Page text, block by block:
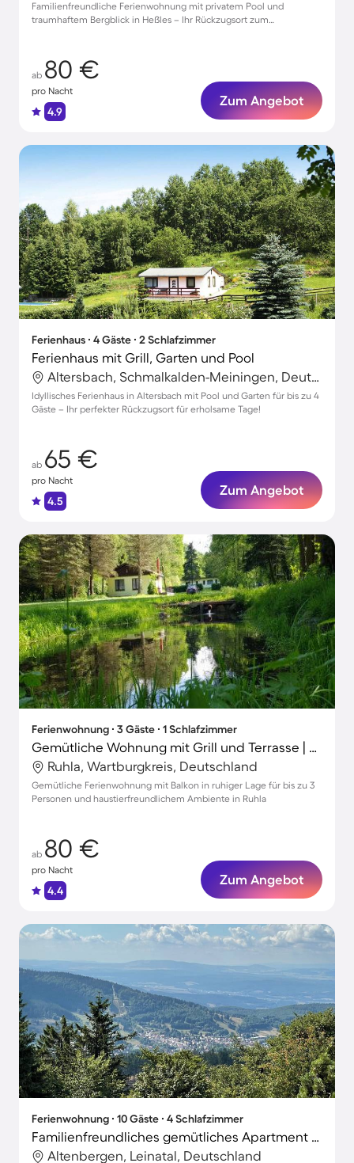
Familienfreundliche Ferienwohnung mit privatem Pool und
traumhaftem Bergblick in Heßles – Ihr Rückzugsort zum
ab 80 €
pro Nacht
4.9
Zum Angebot
Ferienhaus ∙ 4 Gäste ∙ 2 Schlafzimmer
Ferienhaus mit Grill, Garten und Pool
Altersbach, Schmalkalden-Meiningen, Deutschland
Idyllisches Ferienhaus in Altersbach mit Pool und Garten für bis zu 4
Gäste – Ihr perfekter Rückzugsort für erholsame Tage!
ab 65 €
pro Nacht
4.5
Zum Angebot
Ferienwohnung ∙ 3 Gäste ∙ 1 Schlafzimmer
Gemütliche Wohnung mit Grill und Terrasse | Hunde erlaubt
Ruhla, Wartburgkreis, Deutschland
Gemütliche Ferienwohnung mit Balkon in ruhiger Lage für bis zu 3
Personen und haustierfreundlichem Ambiente in Ruhla
ab 80 €
pro Nacht
4.4
Zum Angebot
Ferienwohnung ∙ 10 Gäste ∙ 4 Schlafzimmer
Familienfreundliches gemütliches Apartment mit Terrasse, Grill und Garten | Seeblick
Altenbergen, Leinatal, Deutschland